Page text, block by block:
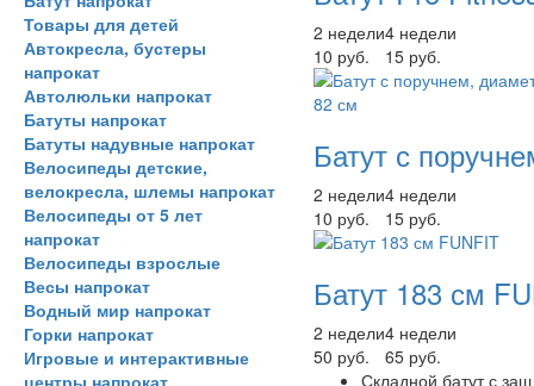
Товары для детей
Автокресла, бустеры
напрокат
Автолюльки напрокат
Батуты напрокат
Батуты надувные напрокат
Велосипеды детские,
велокресла, шлемы напрокат
Велосипеды от 5 лет
напрокат
Велосипеды взрослые
Весы напрокат
Водный мир напрокат
Горки напрокат
Игровые и интерактивные
2 недели4 недели
10 руб.
15 руб.
Батут с
2 недели4 недели
10 руб.
15 руб.
Батут 183 см
2 недели4 недели
50 руб.
65 руб.
Складной батут с